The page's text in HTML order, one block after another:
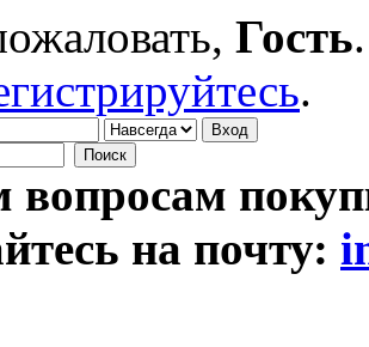
Гость
.
вопросам
на почту: